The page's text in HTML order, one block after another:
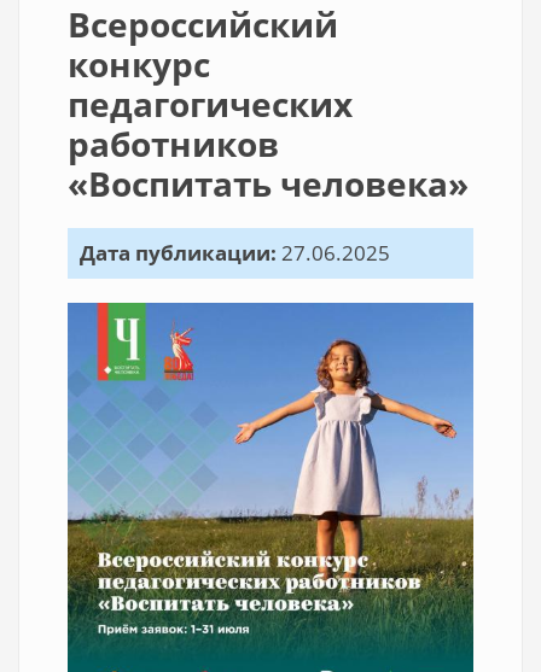
Всероссийский
конкурс
педагогических
работников
«Воспитать человека»
Дата публикации: 27.06.2025